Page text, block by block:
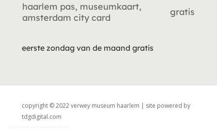
haarlem pas, museumkaart,
amsterdam city card
gratis
eerste zondag van de maand gratis
copyright © 2022 verwey museum haarlem | site powered by
tdgdigital.com